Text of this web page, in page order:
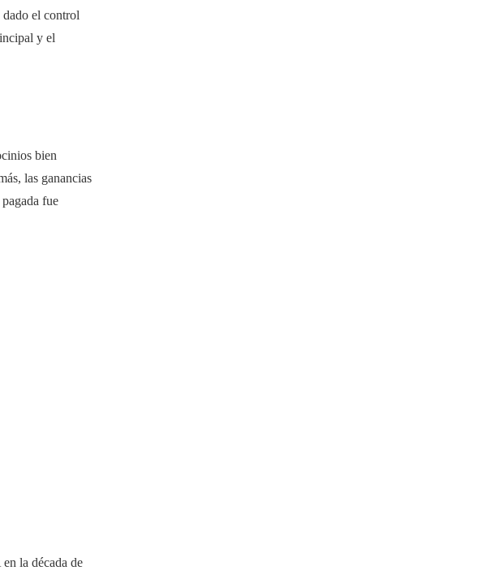
dado el control
y el
bien
las ganancias
fue
la década de